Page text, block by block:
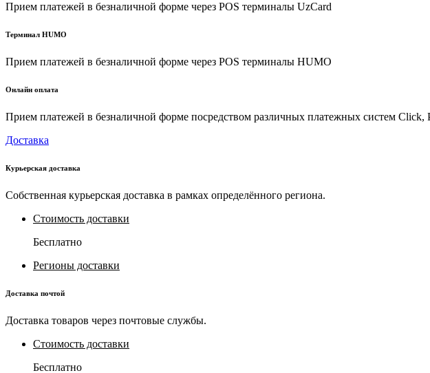
Прием платежей в безналичной форме через POS терминалы UzCard
Терминал HUMO
Прием платежей в безналичной форме через POS терминалы HUMO
Онлайн оплата
Прием платежей в безналичной форме посредством различных платежных систем Click,
Доставка
Курьерская доставка
Собственная курьерская доставка в рамках определённого региона.
Стоимость доставки
Бесплатно
Регионы доставки
Доставка почтой
Доставка товаров через почтовые службы.
Стоимость доставки
Бесплатно